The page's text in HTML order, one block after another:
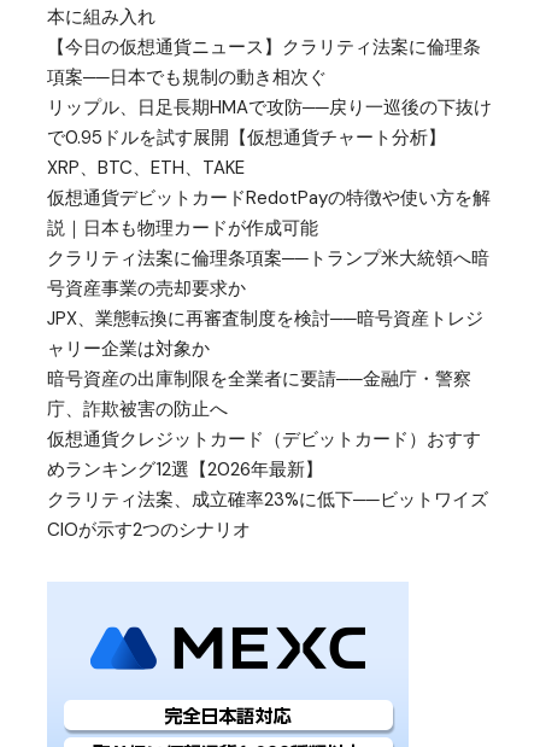
本に組み入れ
【今日の仮想通貨ニュース】クラリティ法案に倫理条
項案──日本でも規制の動き相次ぐ
リップル、日足長期HMAで攻防──戻り一巡後の下抜け
で0.95ドルを試す展開【仮想通貨チャート分析】
XRP、BTC、ETH、TAKE
仮想通貨デビットカードRedotPayの特徴や使い方を解
説｜日本も物理カードが作成可能
クラリティ法案に倫理条項案──トランプ米大統領へ暗
号資産事業の売却要求か
JPX、業態転換に再審査制度を検討──暗号資産トレジ
ャリー企業は対象か
暗号資産の出庫制限を全業者に要請──金融庁・警察
庁、詐欺被害の防止へ
仮想通貨クレジットカード（デビットカード）おすす
めランキング12選【2026年最新】
クラリティ法案、成立確率23%に低下──ビットワイズ
CIOが示す2つのシナリオ